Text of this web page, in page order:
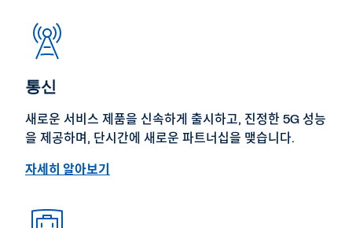
통신
새로운 서비스 제품을 신속하게 출시하고, 진정한 5G 성능
을 제공하며, 단시간에 새로운 파트너십을 맺습니다.
자세히 알아보기